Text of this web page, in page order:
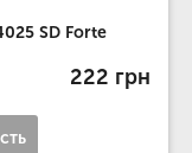
SD Forte
222 грн